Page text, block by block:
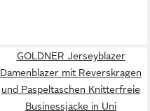
GOLDNER Jerseyblazer
Damenblazer mit Reverskragen
und Paspeltaschen Knitterfreie
Businessjacke in Uni